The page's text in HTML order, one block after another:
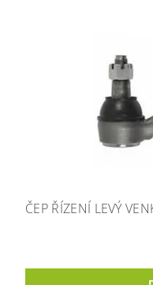
ČEP ŘÍZENÍ LEVÝ